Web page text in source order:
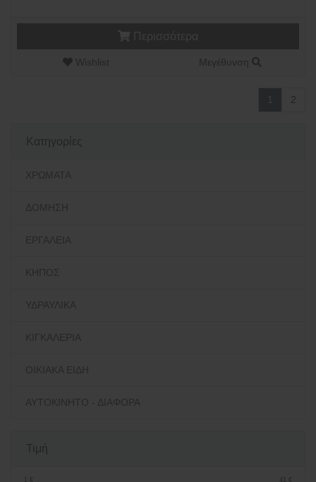
Κατηγορίες
ΧΡΩΜΑΤΑ
ΔΟΜΗΣΗ
ΕΡΓΑΛΕΙΑ
ΚΗΠΟΣ
ΥΔΡΑΥΛΙΚΑ
ΚΙΓΚΑΛΕΡΙΑ
ΟΙΚΙΑΚΑ ΕΙΔΗ
ΑΥΤΟΚΙΝΗΤΟ - ΔΙΑΦΟΡΑ
Τιμή
Wishlist Μεγέθυνση
2